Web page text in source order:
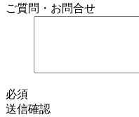
ご質問・お問合せ
必須
送信確認